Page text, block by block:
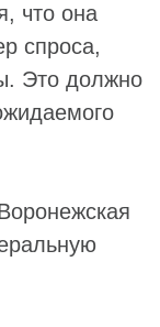
что она
спроса,
Это должно